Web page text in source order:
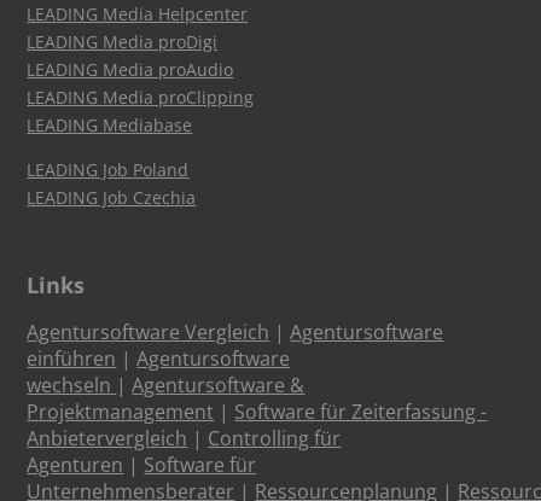
LEADING Media Helpcenter
LEADING Media proDigi
LEADING Media proAudio
LEADING Media proClipping
LEADING Mediabase
LEADING Job Poland
LEADING Job Czechia
Links
Agentursoftware Vergleich |Agentursoftware
einführen |Agentursoftware
wechseln |Agentursoftware &
Projektmanagement | Software für Zeiterfassung -
Anbietervergleich | Controlling für
Agenturen | Software für
Unternehmensberater | Ressourcenplanung |